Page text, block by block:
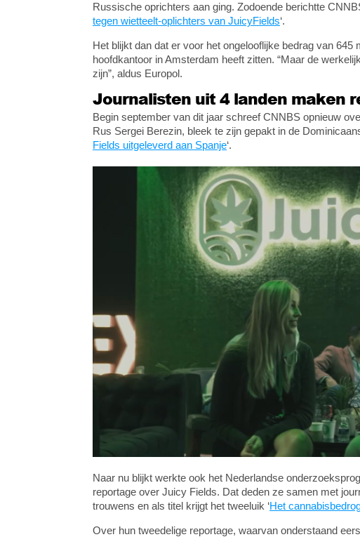
Russische oprichters aan ging. Zodoende berichtte
tegen wietteelt-oplichters van JuicyFields‘.
Het blijkt dan dat er voor het ongelooflijke bedrag van
hoofdkantoor in Amsterdam heeft zitten. “Maar de
zijn”, aldus Europol.
Journalisten uit 4 landen maken
Begin september van dit jaar schreef CNNBS opnieuw
Rus Sergei Berezin, bleek te zijn gepakt in de
Fields uitgeleverd aan Spanje‘.
Naar nu blijkt werkte ook het Nederlandse
reportage over Juicy Fields. Dat deden ze samen met
trouwens en als titel krijgt het tweeluik ‘Het
Over hun tweedelige reportage, waarvan onderstaand